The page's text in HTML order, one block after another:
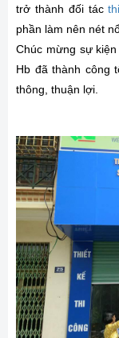
trở thành đối tác
phần làm nên nét
Chúc mừng sự
Hb đã thành công
thông, thuận lợi.